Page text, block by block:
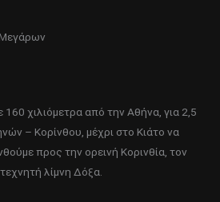
160 χιλιόμετρα από την Αθήνα, για 2,5
– Κορίνθου, μέχρι στο Κιάτο να
προς την ορεινή Κορινθία, τον
λίμνη Δόξα.